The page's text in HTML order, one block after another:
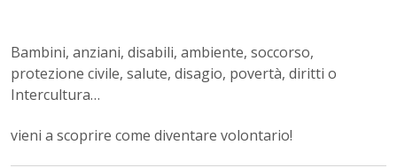
Bambini, anziani, disabili, ambiente, soccorso,
protezione civile, salute, disagio, povertà, diritti o
Intercultura…
vieni a scoprire come diventare volontario!